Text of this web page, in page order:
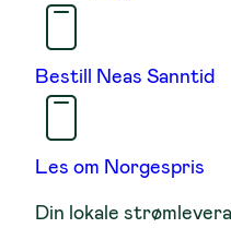
Bestill Neas Sanntid
Les om Norgespris
Din lokale